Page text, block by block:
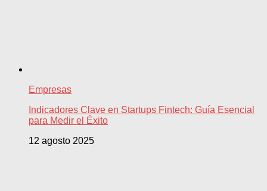
Empresas
Indicadores Clave en Startups Fintech: Guía Esencial
para Medir el Éxito
12 agosto 2025